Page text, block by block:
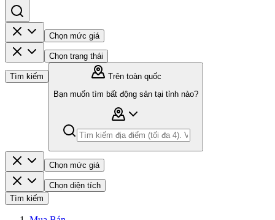
Chọn mức giá
Chọn trạng thái
Tìm kiếm
Trên toàn quốc
Bạn muốn tìm bất động sản tại tỉnh nào?
Chọn mức giá
Chọn diện tích
Tìm kiếm